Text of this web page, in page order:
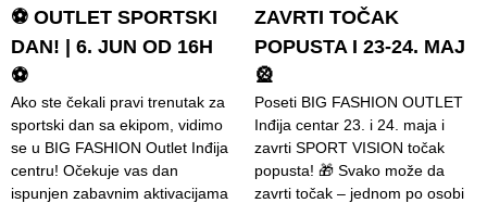
⚽ OUTLET SPORTSKI
DAN! | 6. JUN OD 16H
⚽
Ako ste čekali pravi trenutak za
sportski dan sa ekipom, vidimo
se u BIG FASHION Outlet Inđija
centru! Očekuje vas dan
ispunjen zabavnim aktivacijama
ZAVRTI TOČAK
POPUSTA I 23-24. MAJ
🎡
Poseti BIG FASHION OUTLET
Inđija centar 23. i 24. maja i
zavrti SPORT VISION točak
popusta! 🎁 Svako može da
zavrti točak – jednom po osobi